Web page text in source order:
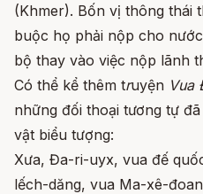
(Khmer). Bốn vị thông thái
buộc họ phải nộp cho
bộ thay vào việc nộp lãnh
Có thể kể thêm truyện Vua
những đối thoại tương tự
vật biểu tượng:
Xưa, Đa-ri-uyx, vua đế
lếch-dăng, vua Ma-xê-